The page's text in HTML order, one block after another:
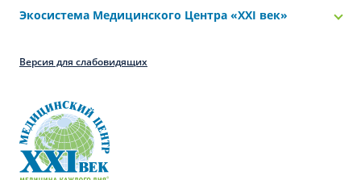
Экосистема Медицинского Центра «‎XXI век»
Версия для слабовидящих